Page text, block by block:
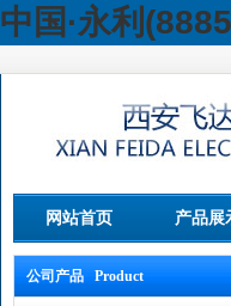
中国·永利
网站首页 产品展
公司产品 Product